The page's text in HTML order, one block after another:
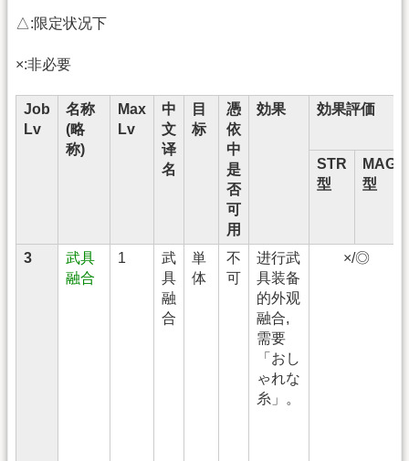
△:限定状况下
×:非必要
Job
Lv
名称
(略
称)
Max
Lv
中
文
译
名
目
标
憑
依
中
是
否
可
用
効果 効果評価
STR
型
MAG
型
3
武具
融合
1
武
具
融
合
単
体
不
可
进行武
具装备
的外观
融合,
需要
「おし
ゃれな
糸」。
×/◎